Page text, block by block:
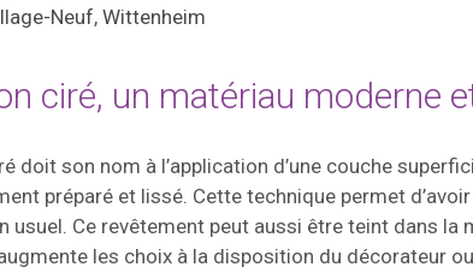
Neuf, Wittenheim
ciré, un matériau moderne
doit son nom à l’application d’une couche
préparé et lissé. Cette technique permet
usuel. Ce revêtement peut aussi être teint dans
les choix à la disposition du décorateur